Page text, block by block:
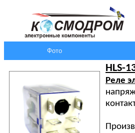
Фото
HLS-
Реле